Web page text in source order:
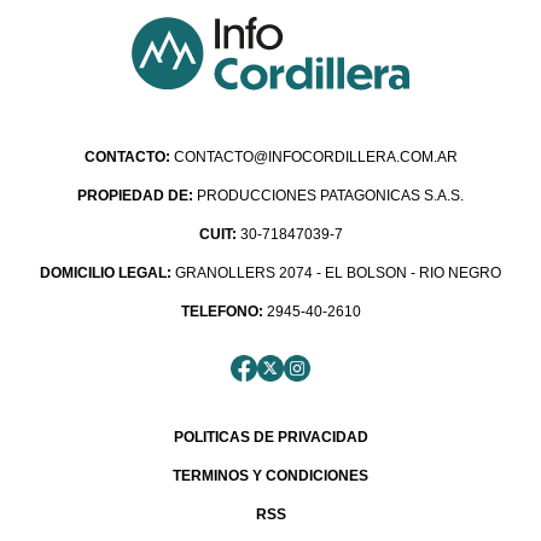
CONTACTO: CONTACTO@INFOCORDILLERA.COM.AR
PROPIEDAD DE: PRODUCCIONES PATAGONICAS S.A.S.
CUIT: 30-71847039-7
DOMICILIO LEGAL: GRANOLLERS 2074 - EL BOLSON - RIO NEGRO
TELEFONO: 2945-40-2610
POLITICAS DE PRIVACIDAD
TERMINOS Y CONDICIONES
RSS